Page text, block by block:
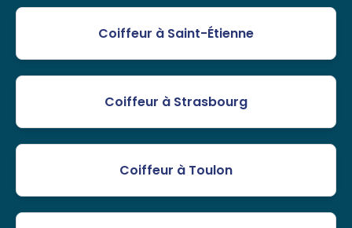
Coiffeur à Saint-Étienne
Coiffeur à Strasbourg
Coiffeur à Toulon